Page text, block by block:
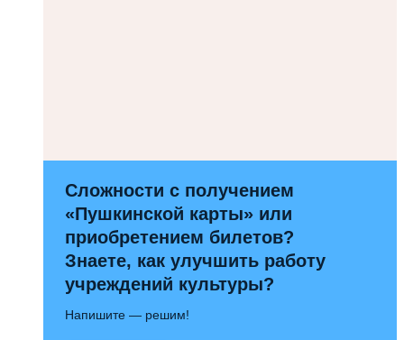
Сложности с получением
«Пушкинской карты» или
приобретением билетов?
Знаете, как улучшить работу
учреждений культуры?
Напишите — решим!